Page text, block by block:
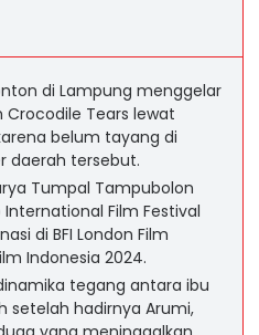
di Lampung menggelar
Tears lewat
belum tayang di
daerah tersebut.
Tumpal Tampubolon
Film Festival
di BFI London Film
Indonesia 2024.
tegang antara ibu
setelah hadirnya Arumi,